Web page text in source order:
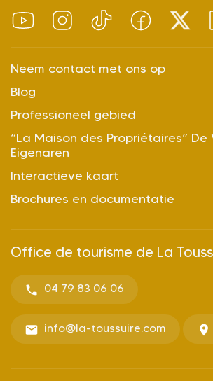
Neem contact met ons op
Blog
Professioneel gebied
“La Maison des Propriétaires” De
Eigenaren
Interactieve kaart
Brochures en documentatie
Office de tourisme de La
04 79 83 06 06
info@la-toussuire.com